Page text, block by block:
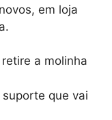
em loja
a molinha
que vai